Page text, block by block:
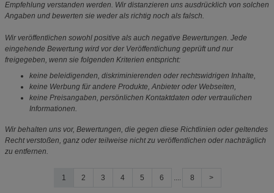
Empfehlung verstanden werden. Wir distanzieren uns ausdrücklich von solchen
Angaben und bewerten sie weder als richtig noch als falsch.
Wir veröffentlichen sowohl positive als auch negative Bewertungen. Jede
eingehende Bewertung wird vor der Veröffentlichung geprüft und nur
freigegeben, wenn sie folgenden Kriterien entspricht:
keine beleidigenden, diskriminierenden oder rechtswidrigen Inhalte,
keine Werbung für andere Produkte, Anbieter oder Webseiten,
keine Preisangaben, persönlichen Kontaktdaten oder vertraulichen
Informationen.
Wir behalten uns vor, Bewertungen, die gegen diese Richtlinien oder geltendes
Recht verstoßen, ganz oder teilweise nicht zu veröffentlichen oder nachträglich
zu entfernen.
1 2 3 4 5 6 .... 8 >